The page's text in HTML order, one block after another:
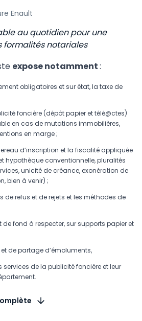
Enault
au quotidien pour une
formalités notariales
expose notamment:
obligatoires et sur état, la taxe de
foncière (dépôt papier et télé@ctes)
en cas de mutations immobilières,
en marge ;
d’inscription et la fiscalité appliquée
hypothèque conventionnelle, pluralités
unicité de créance, exonération de
bien à venir) ;
de refus et de rejets et les méthodes de
de fond à respecter, sur supports papier et
de partage d’émoluments,
services de la publicité foncière et leur